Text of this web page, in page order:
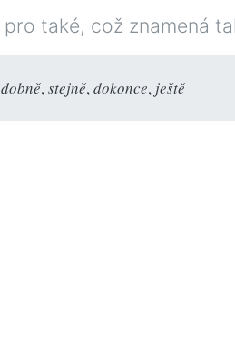
také, což znamená
, stejně, dokonce, ještě